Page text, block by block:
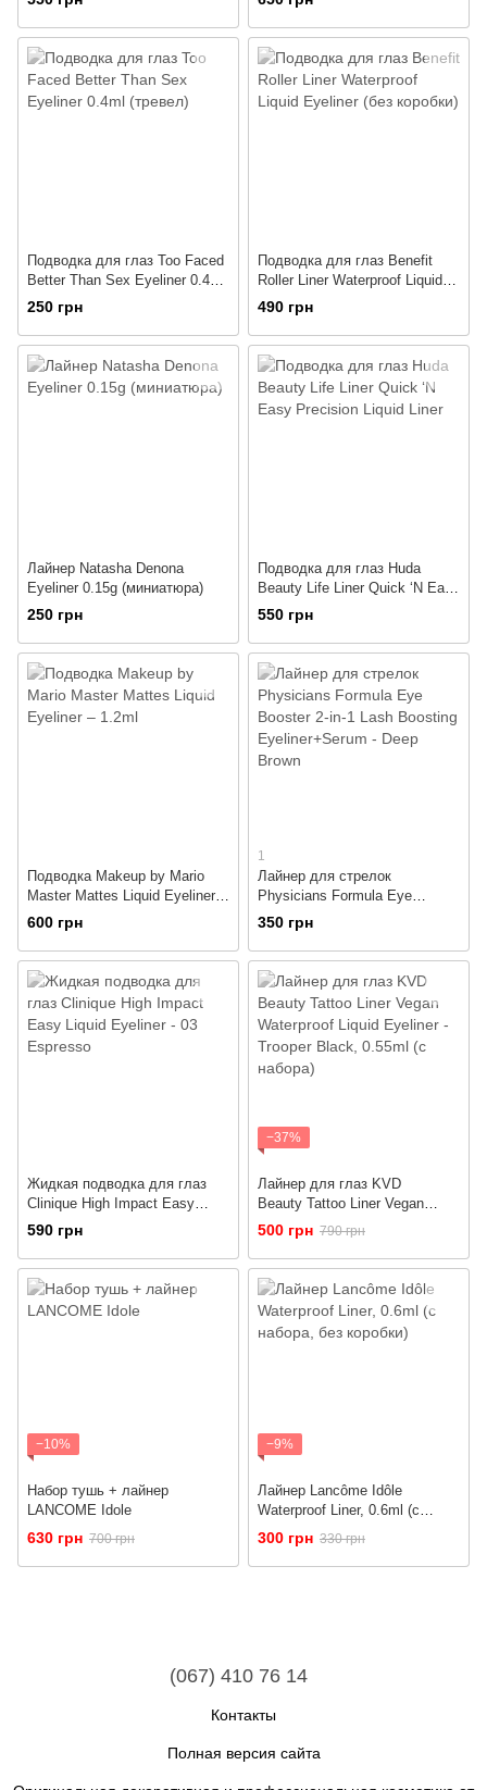
0.55ml
Подводка для глаз Too Faced
Better Than Sex Eyeliner 0.4ml
(тревел)
250 грн
Подводка для глаз Benefit
Roller Liner Waterproof Liquid
Eyeliner (без коробки)
490 грн
Лайнер Natasha Denona
Eyeliner 0.15g (миниатюра)
250 грн
Подводка для глаз Huda
Beauty Life Liner Quick ‘N Easy
Precision Liquid Liner
550 грн
Подводка Makeup by Mario
Master Mattes Liquid Eyeliner –
1.2ml
600 грн
1
Лайнер для стрелок
Physicians Formula Eye
Booster 2-in-1 Lash Boosting
Eyeliner+Serum - Deep Brown
350 грн
Жидкая подводка для глаз
Clinique High Impact Easy
Liquid Eyeliner - 03 Espresso
590 грн
−37%
Лайнер для глаз KVD
Beauty Tattoo Liner Vegan
Waterproof Liquid Eyeliner -
Trooper Black, 0.55ml (с
набора)
500 грн 790 грн
−10%
Набор тушь + лайнер
LANCOME Idole
630 грн 700 грн
−9%
Лайнер Lancôme Idôle
Waterproof Liner, 0.6ml (с
набора, без коробки)
300 грн 330 грн
(067) 410 76 14
Контакты
Полная версия сайта